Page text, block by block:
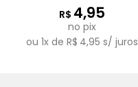
R$ 4,95
no pix
ou 1x de R$ 4,95 s/ juros